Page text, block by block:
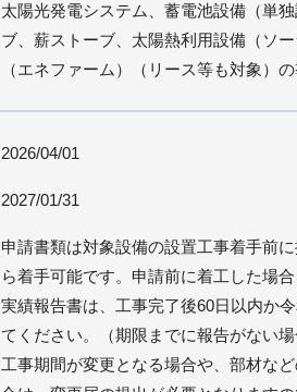
太陽光発電システム、蓄電池設備（単
ブ、薪ストーブ、太陽熱利用設備（ソ
（エネファーム）（リース等も対象）の
2026/04/01
2027/01/31
申請書類は対象設備の設置工事着手前
ら着手可能です。申請前に着工した場
実績報告書は、工事完了後60日以内か
てください。（期限までに報告がない
工事期間が変更となる場合や、部材な